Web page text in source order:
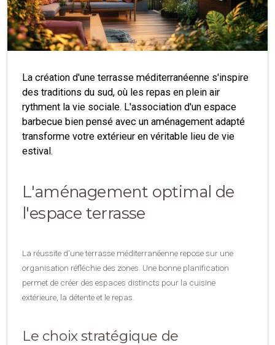
La création d'une terrasse méditerranéenne s'inspire
des traditions du sud, où les repas en plein air
rythment la vie sociale. L'association d'un espace
barbecue bien pensé avec un aménagement adapté
transforme votre extérieur en véritable lieu de vie
estival.
L'aménagement optimal de
l'espace terrasse
La réussite d'une terrasse méditerranéenne repose sur une
organisation réfléchie des zones. Une bonne planification
permet de créer des espaces distincts pour la cuisine
extérieure, la détente et le repas.
Le choix stratégique de